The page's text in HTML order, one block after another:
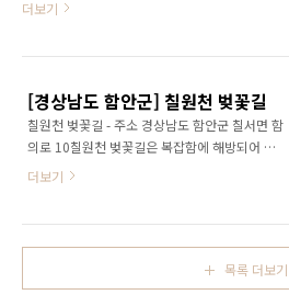
월요일이 법정공휴일일 시 화요일에 휴관) - 이
09:00~17:00 - 주차시설 가능 - 체험안내 관광
기본(합천읍) 65,0..
이수의 ‘그리움이 물들면’이라는 음반으로도 제
작된 적 있으며, SNS에서 유명한 포토존이다.대
포항 주변으로 최초의 거북선길과 거북선마을이
있고, 환상적인 드라이브 코스로 알려진 무지개
좋다. 대포항 방파제는 tvN 드라마〈사랑의 불
문의및안내 사천시 관광진흥과 055-831-272..
더보기
[경상남도 함안군] 칠원천 벚꽃길
칠원천 벚꽃길 - 주소 경상남도 함안군 칠서면 함
의로 10칠원천 벚꽃길은 복잡함에 해방되어 오
로지 벚꽃의 아름다움을 느낄 수 있는 길이다. 낙
상 길이로 조성되어 있다. ※ 소개 정보 - 문의및
더보기
목록 더보기